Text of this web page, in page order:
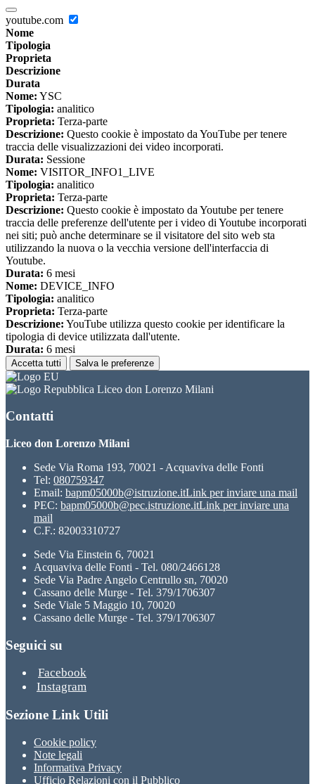
youtube.com
Nome
Tipologia
Proprieta
Descrizione
Durata
Nome: YSC
Tipologia: analitico
Proprieta: Terza-parte
Descrizione: Questo cookie è impostato da YouTube per tenere
traccia delle visualizzazioni dei video incorporati.
Durata: Sessione
Nome: VISITOR_INFO1_LIVE
Tipologia: analitico
Proprieta: Terza-parte
Descrizione: Questo cookie è impostato da Youtube per tenere
traccia delle preferenze dell'utente per i video di Youtube incorporati
nei siti; può anche determinare se il visitatore del sito web sta
utilizzando la nuova o la vecchia versione dell'interfaccia di
Youtube.
Durata: 6 mesi
Nome: DEVICE_INFO
Tipologia: analitico
Proprieta: Terza-parte
Descrizione: YouTube utilizza questo cookie per identificare la
tipologia di device utilizzata dall'utente.
Durata: 6 mesi
Accetta tutti Salva le preferenze
Liceo don Lorenzo Milani
Contatti
Liceo don Lorenzo Milani
Sede Via Roma 193, 70021 - Acquaviva delle Fonti
Tel: 080759347
Email: bapm05000b@istruzione.itLink per inviare una mail
PEC: bapm05000b@pec.istruzione.itLink per inviare una
mail
C.F.: 82003310727
Sede Via Einstein 6, 70021
Acquaviva delle Fonti - Tel. 080/2466128
Sede Via Padre Angelo Centrullo sn, 70020
Cassano delle Murge - Tel. 379/1706307
Sede Viale 5 Maggio 10, 70020
Cassano delle Murge - Tel. 379/1706307
Seguici su
Facebook
Instagram
Sezione Link Utili
Cookie policy
Note legali
Informativa Privacy
Ufficio Relazioni con il Pubblico